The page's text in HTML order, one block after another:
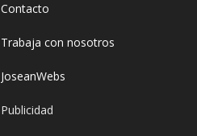
Contacto
Trabaja con nosotros
JoseanWebs
Publicidad